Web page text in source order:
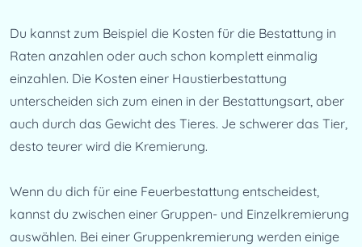
Du kannst zum Beispiel die Kosten für die Bestattung in
Raten anzahlen oder auch schon komplett einmalig
einzahlen. Die Kosten einer Haustierbestattung
unterscheiden sich zum einen in der Bestattungsart, aber
auch durch das Gewicht des Tieres. Je schwerer das Tier,
desto teurer wird die Kremierung.
Wenn du dich für eine Feuerbestattung entscheidest,
kannst du zwischen einer Gruppen- und Einzelkremierung
auswählen. Bei einer Gruppenkremierung werden einige